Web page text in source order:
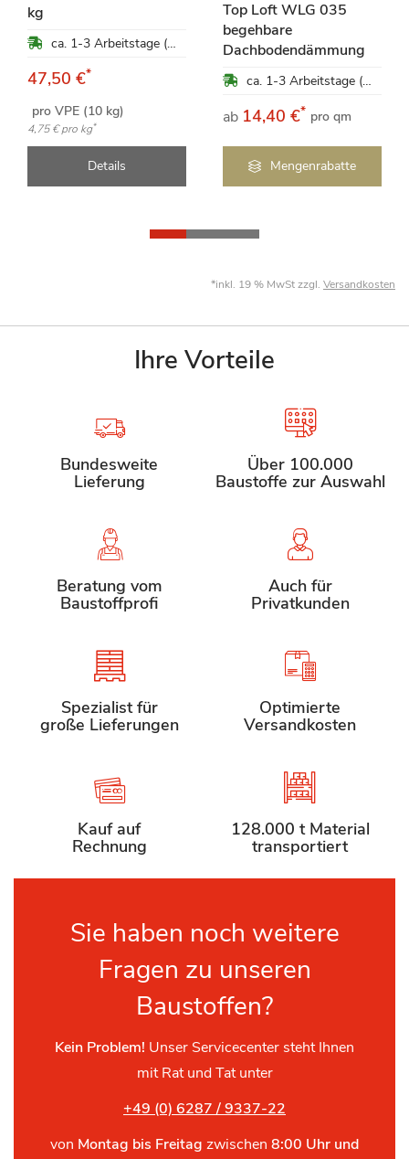
kg
ca. 1-3 Arbeitstage (Mo-Fr)
47,50 €*
pro VPE (10 kg)
4,75 €pro kg*
Details
Top Loft WLG 035
begehbare
Dachbodendämmung
ca. 1-3 Arbeitstage (Mo-Fr)
ab 14,40 €* pro qm
Mengenrabatte
*inkl. 19 % MwSt zzgl. Versandkosten
Ihre Vorteile
Bundesweite
Lieferung
Über 100.000
Baustoffe zur Auswahl
Beratung vom
Baustoffprofi
Auch für
Privatkunden
Spezialist für
große Lieferungen
Optimierte
Versandkosten
Kauf auf
Rechnung
128.000 t Material
transportiert
Sie haben noch weitere
Fragen zu unseren
Baustoffen?
Kein Problem! Unser Servicecenter steht Ihnen
mit Rat und Tat unter
+49 (0) 6287 / 9337-22
von Montag bis Freitag zwischen 8:00 Uhr und